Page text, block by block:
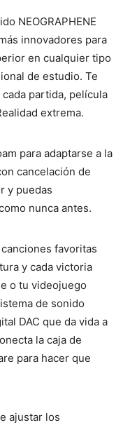
NEOGRAPHENE
innovadores para
en cualquier tipo
de estudio. Te
partida, película
extrema.
para adaptarse a la
cancelación de
y puedas
nunca antes.
favoritas
y cada victoria
o tu videojuego
de sonido
DAC que da vida a
la caja de
para hacer que
ajustar los